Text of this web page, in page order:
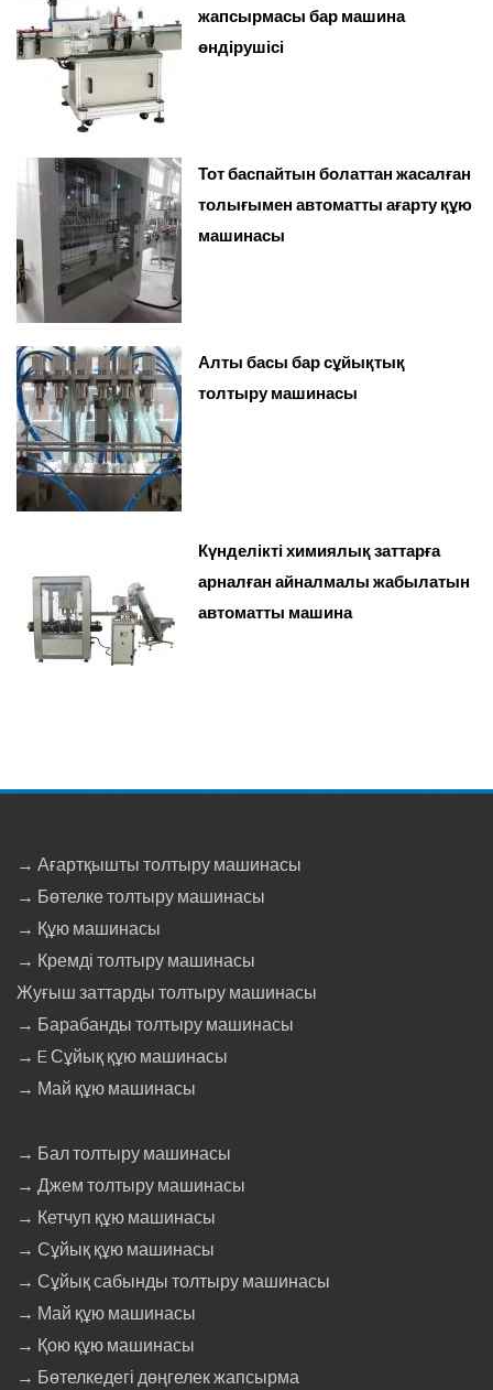
жапсырмасы бар машина
өндірушісі
Тот баспайтын болаттан жасалған
толығымен автоматты ағарту құю
машинасы
Алты басы бар сұйықтық
толтыру машинасы
Күнделікті химиялық заттарға
арналған айналмалы жабылатын
автоматты машина
→ Ағартқышты толтыру машинасы
→ Бөтелке толтыру машинасы
→ Құю машинасы
→ Кремді толтыру машинасы
Жуғыш заттарды толтыру машинасы
→ Барабанды толтыру машинасы
→ E Сұйық құю машинасы
→ Май құю машинасы
→ Бал толтыру машинасы
→ Джем толтыру машинасы
→ Кетчуп құю машинасы
→ Сұйық құю машинасы
→ Сұйық сабынды толтыру машинасы
→ Май құю машинасы
→ Қою құю машинасы
→ Бөтелкедегі дөңгелек жапсырма